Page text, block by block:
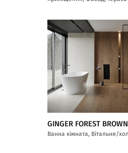
GINGER FOREST BROWN
Ванна кімната, Вітальня/